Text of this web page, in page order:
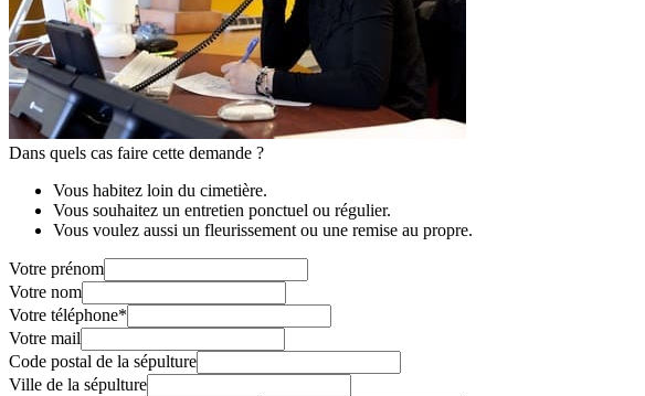
Dans quels cas faire cette demande ?
Vous habitez loin du cimetière.
Vous souhaitez un entretien ponctuel ou régulier.
Vous voulez aussi un fleurissement ou une remise au propre.
Votre prénom
Votre nom
Votre téléphone*
Votre mail
Code postal de la sépulture
Ville de la sépulture